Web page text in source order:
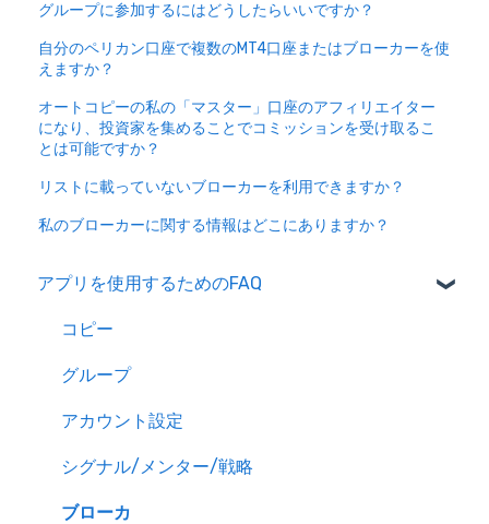
グループに参加するにはどうしたらいいですか？
自分のペリカン口座で複数のMT4口座またはブローカーを使
えますか？
オートコピーの私の「マスター」口座のアフィリエイター
になり、投資家を集めることでコミッションを受け取るこ
とは可能ですか？
リストに載っていないブローカーを利用できますか？
私のブローカーに関する情報はどこにありますか？
アプリを使用するためのFAQ
コピー
グループ
アカウント設定
シグナル/メンター/戦略
ブローカ